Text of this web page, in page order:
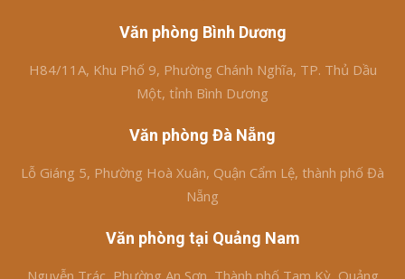
Văn phòng Bình Dương
H84/11A, Khu Phố 9, Phường Chánh Nghĩa, TP. Thủ Dầu
Một, tỉnh Bình Dương
Văn phòng Đà Nẵng
Lỗ Giáng 5, Phường Hoà Xuân, Quận Cẩm Lệ, thành phố Đà
Nẵng
Văn phòng tại Quảng Nam